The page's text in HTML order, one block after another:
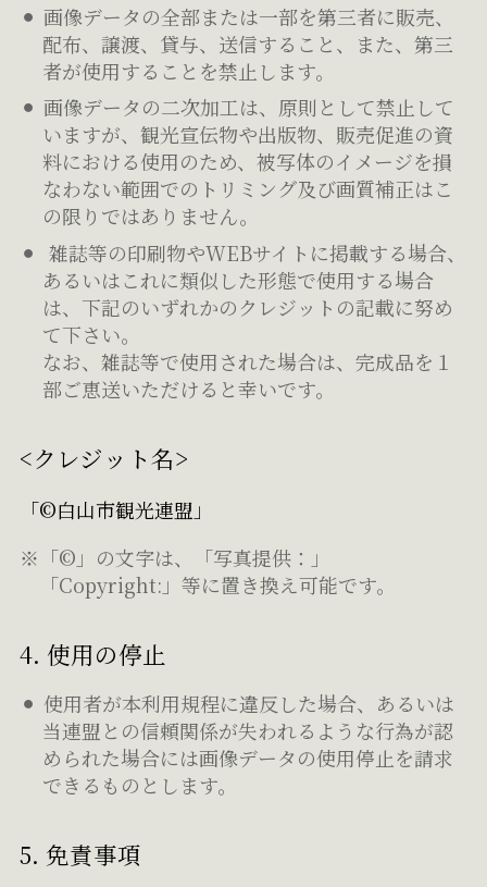
画像データの全部または一部を第三者に販売、
配布、譲渡、貸与、送信すること、また、第三
者が使用することを禁止します。
画像データの二次加工は、原則として禁止して
いますが、観光宣伝物や出版物、販売促進の資
料における使用のため、被写体のイメージを損
なわない範囲でのトリミング及び画質補正はこ
の限りではありません。
雑誌等の印刷物やWEBサイトに掲載する場合、
あるいはこれに類似した形態で使用する場合
は、下記のいずれかのクレジットの記載に努め
て下さい。
なお、雑誌等で使用された場合は、完成品を１
部ご恵送いただけると幸いです。
<クレジット名>
「©白山市観光連盟」
※「©」の文字は、「写真提供：」
「Copyright:」等に置き換え可能です。
4. 使用の停止
使用者が本利用規程に違反した場合、あるいは
当連盟との信頼関係が失われるような行為が認
められた場合には画像データの使用停止を請求
できるものとします。
5. 免責事項